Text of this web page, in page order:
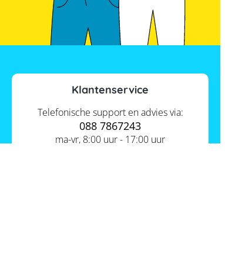
Klantenservice
Telefonische support en advies via:
088 7867243
ma-vr, 8:00 uur - 17:00 uur